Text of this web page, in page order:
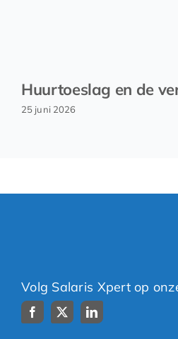
Huurtoeslag en de
25 juni 2026
Volg Salaris Xpert op